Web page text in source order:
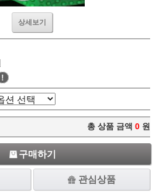
상세보기
!
총 상품 금액 0 원
구매하기
관심상품